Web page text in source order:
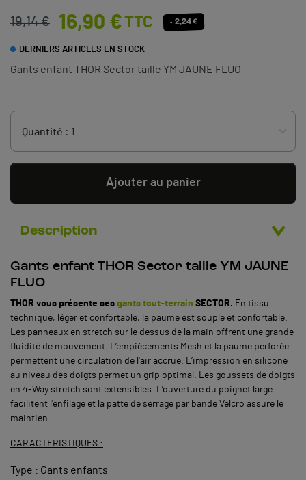
19,14 € 16,90 €TTC - 2,24 €
DERNIERS ARTICLES EN STOCK
Gants enfant THOR Sector taille YM JAUNE FLUO
Ajouter au panier
Description
Gants enfant THOR Sector taille YM JAUNE
FLUO
THOR vous présente ses gants tout-terrain SECTOR. En tissu
technique, léger et confortable, la paume est souple et confortable.
Les panneaux en stretch sur le dessus de la main offrent une grande
fluidité de mouvement. L’empiècements Mesh et la paume perforée
permettent une circulation de l'air accrue. L’impression en silicone
au niveau des doigts permet un grip optimal. Les goussets de doigts
en 4-Way stretch sont extensibles. L’ouverture du poignet large
facilitent l'enfilage et la patte de serrage par bande Velcro assure le
maintien.
CARACTERISTIQUES :
Type : Gants enfants